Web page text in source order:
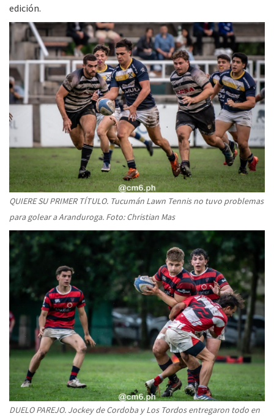
edición.
QUIERE SU PRIMER TÍTULO. Tucumán Lawn Tennis no tuvo problemas
para golear a Aranduroga. Foto: Christian Mas
DUELO PAREJO. Jockey de Cordoba y Los Tordos entregaron todo en